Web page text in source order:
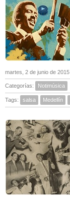
martes, 2 de junio de 2015
Categorías: Notimúsica
Tags: salsa Medellín